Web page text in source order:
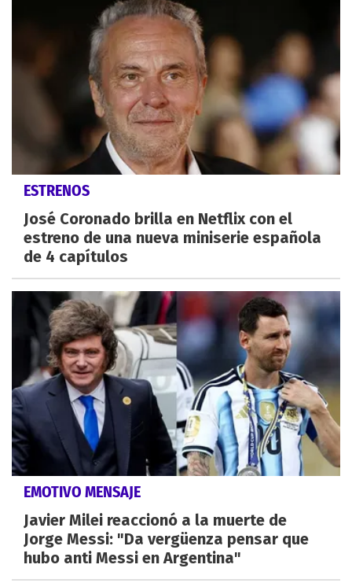
ESTRENOS
José Coronado brilla en Netflix con el
estreno de una nueva miniserie española
de 4 capítulos
EMOTIVO MENSAJE
Javier Milei reaccionó a la muerte de
Jorge Messi: "Da vergüenza pensar que
hubo anti Messi en Argentina"